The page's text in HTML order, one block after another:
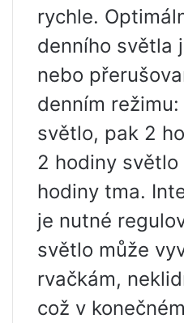
rychle.
denního světla
nebo
denním režimu:
světlo, pak 2
2 hodiny světlo
hodiny tma.
je nutné
světlo může
rvačkám,
což v